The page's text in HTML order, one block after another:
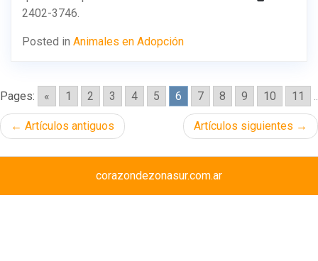
2402-3746.
Posted in Animales en Adopción
Pages: « 1 2 3 4 5 6 7 8 9 10 11
Navegación
de
Artículos antiguos Artículos siguientes
corazondezonasur.com.ar